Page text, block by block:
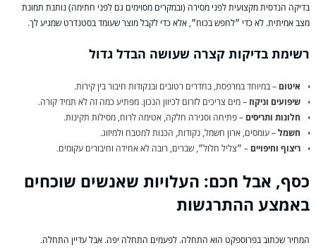
בדיקה הנדסית מקצועית לפני מסירה (ובמקרים מסוימים גם לפני חתימה) נותנת תמונת
מצב אמיתית. לא כדי ״לחפש בכוח״, אלא כדי לקבל מוצר שעומד בסטנדרט שמגיע לך.
רשימת בדיקות קצרה שעושה הבדל גדול
איטום – במיוחד במרפסת, בחדרים רטובים ובנקודות חיבור בין קירות.
שיפועים וניקוז– מים צריכים לזרום לכיוון הנכון. מפתיע כמה זה לא תמיד קורה.
חלונות ותריסים – פתיחה וסגירה חלקה, אטימה לרוח, מסילות תקינות.
חשמל– עומסים, ארון חשמל, נקודות, הכנות למטבח ולמיזוג.
ריצוף וחיפויים – ״צליל חלול״, שברים, רובה לא אחידה וחיבורים עקומים.
כסף, אבל חכם: העלויות שאנשים שוכחים
באמצע ההתרגשות
המחיר שכתוב בפרוספקט הוא התחלה. לפעמים התחלה יפה. אבל עדיין התחלה.